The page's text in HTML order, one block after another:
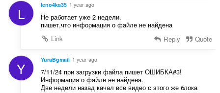
L leno4ka35 1 year ago
Не работает уже 2 недели.
пишет,что информация о файле не найдена
Link
Reply Quote
Y YuraBgmail 1 year ago
7/11/24 при загрузки файла пишет ОШИБКА#3!
Информация о файле не найдена.
Две недели назад качал все видео с этого же блока